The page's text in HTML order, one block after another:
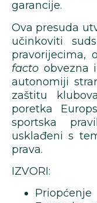
garancije.
Ova presuda
učinkoviti
pravorijecima,
facto obvezna
autonomiji
zaštitu
poretka
sportska
usklađeni s
prava.
IZVORI: